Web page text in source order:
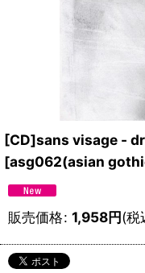
[CD]sans visage -
[asg062(asian
販売価格: 1,958円(税